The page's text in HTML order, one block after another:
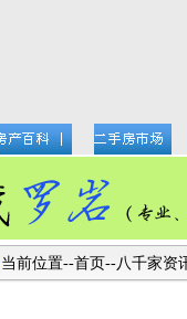
当前位置--首页--八千家资